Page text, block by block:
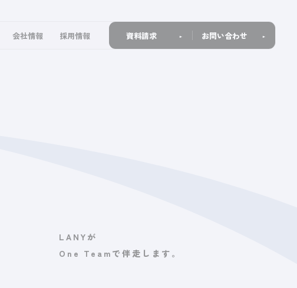
会社情報 採用情報 資料請求 お問い合わせ
LANYが
One Teamで伴走します。